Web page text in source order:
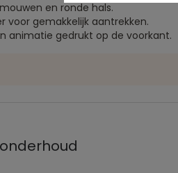
en ronde hals.
voor gemakkelijk aantrekken.
animatie gedrukt op de voorkant.